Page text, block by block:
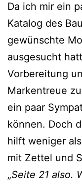
Da ich mir ein
Katalog des
gewünschte
ausgesucht
Vorbereitung
Markentreue
ein paar
können. Doch
hilft weniger
mit Zettel und
„Seite 21 also.